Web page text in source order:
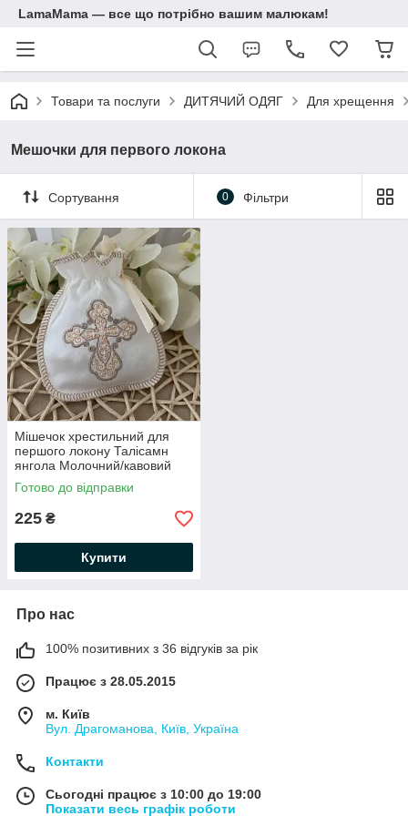
LamaMama — все що потрібно вашим малюкам!
Товари та послуги ДИТЯЧИЙ ОДЯГ Для хрещення
Мешочки для первого локона
Сортування 0 Фільтри
Мішечок хрестильний для
першого локону Талісамн
янгола Молочний/кавовий
Готово до відправки
225 ₴
Купити
Про нас
100% позитивних з 36 відгуків за рік
Працює з 28.05.2015
м. Київ
Вул. Драгоманова, Київ, Україна
Контакти
Сьогодні працює з 10:00 до 19:00
Показати весь графік роботи